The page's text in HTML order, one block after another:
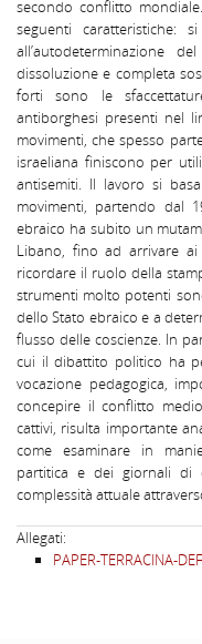
secondo conflitto
seguenti caratteristiche:
all’autodeterminazione
dissoluzione e completa
forti sono le
antiborghesi presenti nel
movimenti, che spesso
israeliana finiscono per
antisemiti. Il lavoro si
movimenti, partendo dal
ebraico ha subito un
Libano, fino ad arrivare
ricordare il ruolo della
strumenti molto potenti
dello Stato ebraico e a
flusso delle coscienze. In
cui il dibattito politico ha
vocazione pedagogica,
concepire il conflitto
cattivi, risulta importante
come esaminare in
partitica e dei giornali di
complessità attuale
Allegati:
PAPER-TERRACINA-